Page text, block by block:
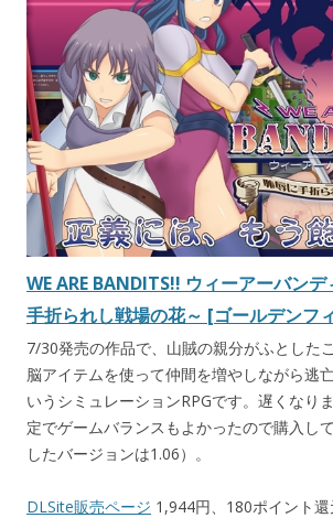
WE ARE BANDITS!! ウィーアーバン
手折られし戦場の花～ [ゴールデンフ
7/30発売の作品で、山賊の親分がふとした
脳アイテムを使って仲間を増やしながら逃
いうシミュレーションRPGです。遅くなり
定でゲームバランスもよかったので購入し
したバージョンは1.06）。
DLSite販売ページ 1,944円、180ポイント